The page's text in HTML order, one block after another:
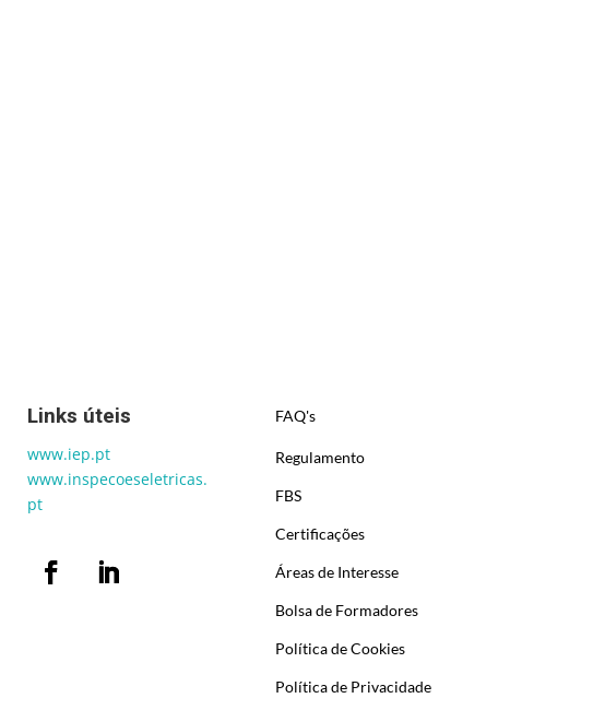
Links úteis
www.iep.pt
www.inspecoeseletricas.
pt
FAQ's
Regulamento
FBS
Certificações
Áreas de Interesse
Bolsa de Formadores
Política de Cookies
Política de Privacidade